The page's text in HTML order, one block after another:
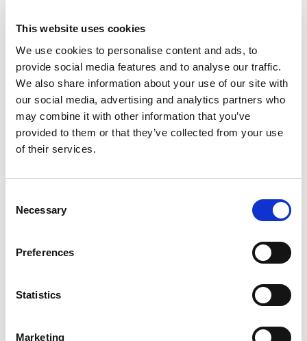
This website uses cookies
We use cookies to personalise content and ads, to
provide social media features and to analyse our traffic.
We also share information about your use of our site with
our social media, advertising and analytics partners who
may combine it with other information that you’ve
provided to them or that they’ve collected from your use
of their services.
Selection
Necessary
Preferences
Statistics
Marketing
D-Marin Göcek Marina
Crewed charter
Délka46 ft
Kabiny3
WC/sprcha2
Lůžka 5